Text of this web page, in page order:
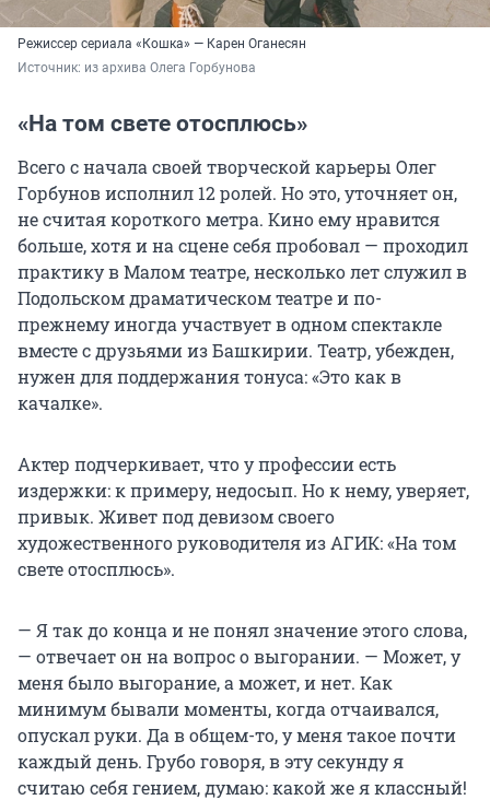
Режиссер сериала «Кошка» — Карен Оганесян
Источник: из архива Олега Горбунова
«На том свете отосплюсь»
Всего с начала своей творческой карьеры Олег
Горбунов исполнил 12 ролей. Но это, уточняет он,
не считая короткого метра. Кино ему нравится
больше, хотя и на сцене себя пробовал — проходил
практику в Малом театре, несколько лет служил в
Подольском драматическом театре и по-
прежнему иногда участвует в одном спектакле
вместе с друзьями из Башкирии. Театр, убежден,
нужен для поддержания тонуса: «Это как в
качалке».
Актер подчеркивает, что у профессии есть
издержки: к примеру, недосып. Но к нему, уверяет,
привык. Живет под девизом своего
художественного руководителя из АГИК: «На том
свете отосплюсь».
— Я так до конца и не понял значение этого слова,
— отвечает он на вопрос о выгорании. — Может, у
меня было выгорание, а может, и нет. Как
минимум бывали моменты, когда отчаивался,
опускал руки. Да в общем-то, у меня такое почти
каждый день. Грубо говоря, в эту секунду я
считаю себя гением, думаю: какой же я классный!